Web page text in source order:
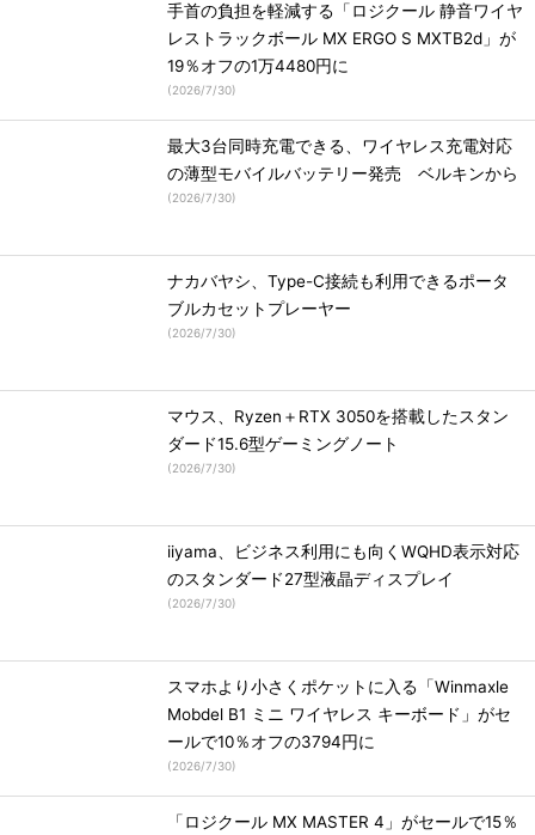
手首の負担を軽減する「ロジクール 静音ワイヤ
レストラックボール MX ERGO S MXTB2d」が
19％オフの1万4480円に
(2026/7/30)
最大3台同時充電できる、ワイヤレス充電対応
の薄型モバイルバッテリー発売 ベルキンから
(2026/7/30)
ナカバヤシ、Type-C接続も利用できるポータ
ブルカセットプレーヤー
(2026/7/30)
マウス、Ryzen＋RTX 3050を搭載したスタン
ダード15.6型ゲーミングノート
(2026/7/30)
iiyama、ビジネス利用にも向くWQHD表示対応
のスタンダード27型液晶ディスプレイ
(2026/7/30)
スマホより小さくポケットに入る「Winmaxle
Mobdel B1 ミニ ワイヤレス キーボード」がセ
ールで10％オフの3794円に
(2026/7/30)
「ロジクール MX MASTER 4」がセールで15％